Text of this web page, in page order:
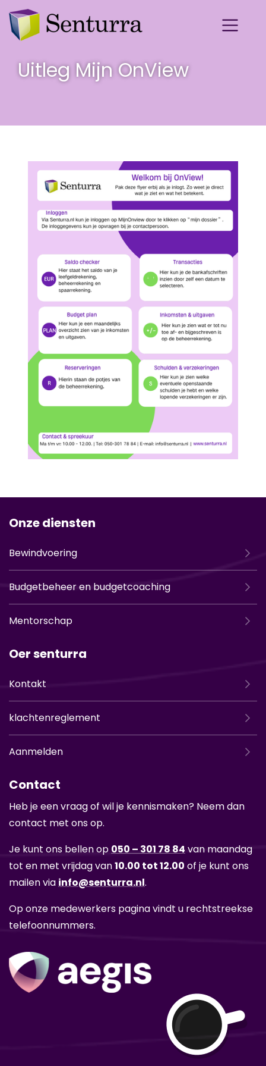
Uitleg Mijn OnView
Onze diensten
Bewindvoering
Budgetbeheer en budgetcoaching
Mentorschap
Oer senturra
Kontakt
klachtenreglement
Aanmelden
Contact
Heb je een vraag of wil je kennismaken? Neem dan
contact met ons op.
Je kunt ons bellen op 050 – 301 78 84 van maandag
tot en met vrijdag van10.00 tot 12.00 of je kunt ons
mailen via info@senturra.nl.
Op onze medewerkers pagina vindt u rechtstreekse
telefoonnummers.